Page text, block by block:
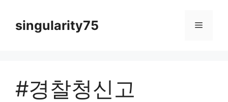
singularity75 메
#경찰청신고